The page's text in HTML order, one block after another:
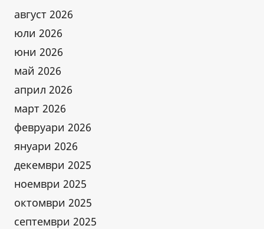
август 2026
юли 2026
юни 2026
май 2026
април 2026
март 2026
февруари 2026
януари 2026
декември 2025
ноември 2025
октомври 2025
септември 2025